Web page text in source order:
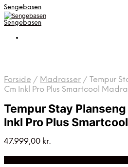
Sengebasen
Sengebasen
Forside / Madrasser / Tempur
Cm Inkl Pro Plus Smartcool
Tempur Stay
Inkl Pro Plus
47.999,00 kr.